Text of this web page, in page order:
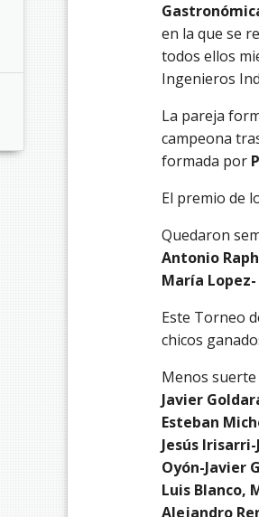
en la que se
todos ellos
Ingenieros
La pareja
campeona
formada por
El premio de
Quedaron
Antonio
María
Este Torneo
chicos
Menos
Javier
Esteban
Jesús
Oyón-Javier
Luis Blanco,
Alejandro